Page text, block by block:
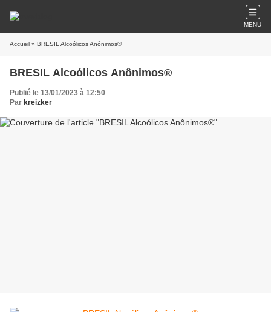
MENU
Accueil » BRESIL Alcoólicos Anônimos®
BRESIL Alcoólicos Anônimos®
Publié le 13/01/2023 à 12:50
Par kreizker